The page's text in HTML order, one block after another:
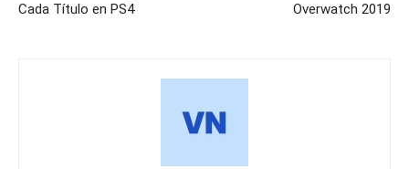
Cada Título en PS4
Overwatch 2019